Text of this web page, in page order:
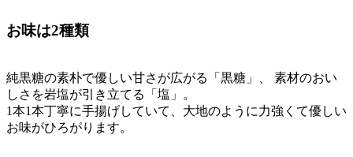
お味は2種類
純黒糖の素朴で優しい甘さが広がる「黒糖」、 素材のおい
しさを岩塩が引き立てる「塩」。
1本1本丁寧に手揚げしていて、大地のように力強くて優しい
お味がひろがります。